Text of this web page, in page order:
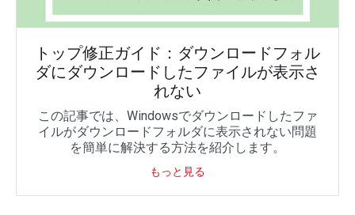
トップ修正ガイド：ダウンロードフォル
ダにダウンロードしたファイルが表示さ
れない
この記事では、Windowsでダウンロードしたファ
イルがダウンロードフォルダに表示されない問題
を簡単に解決する方法を紹介します。
もっと見る